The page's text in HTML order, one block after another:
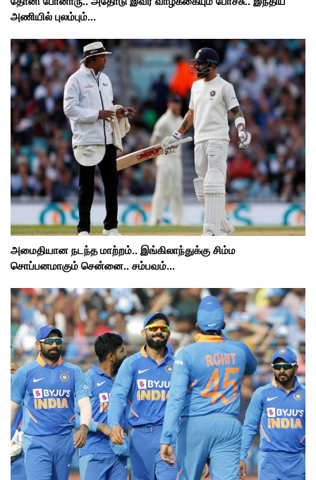
அணியில் புலம்பும்...
அமைதியான நடந்த மாற்றம்.. இங்கிலாந்துக்கு சிம்ம
சொப்பனமாகும் சென்னை.. சம்பவம்...